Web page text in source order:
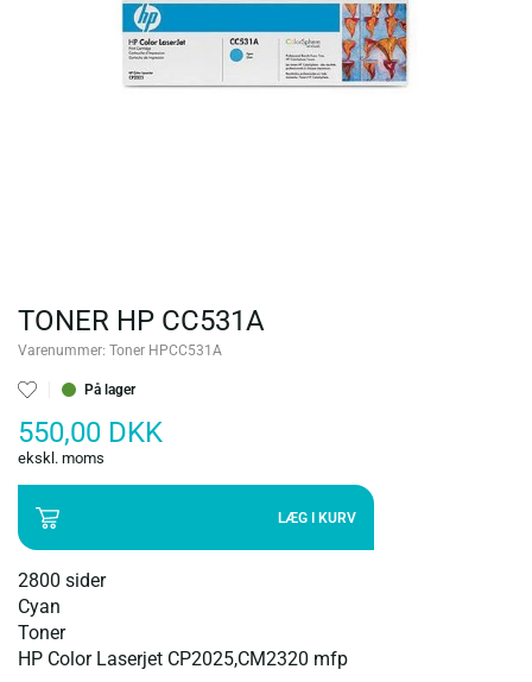
TONER HP CC531A
Varenummer: Toner HPCC531A
På lager
550,00 DKK
ekskl. moms
LÆG I KURV
2800 sider
Cyan
Toner
HP Color Laserjet CP2025,CM2320 mfp